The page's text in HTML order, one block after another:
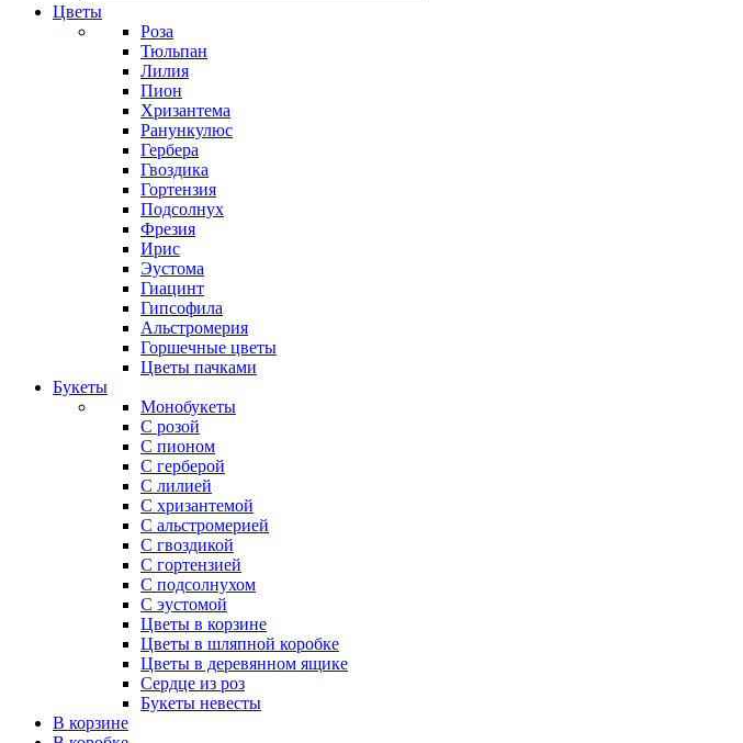
Цветы
Роза
Тюльпан
Лилия
Пион
Хризантема
Ранункулюс
Гербера
Гвоздика
Гортензия
Подсолнух
Фрезия
Ирис
Эустома
Гиацинт
Гипсофила
Альстромерия
Горшечные цветы
Цветы пачками
Букеты
Монобукеты
С розой
С пионом
С герберой
С лилией
С хризантемой
С альстромерией
С гвоздикой
С гортензией
С подсолнухом
С эустомой
Цветы в корзине
Цветы в шляпной коробке
Цветы в деревянном ящике
Сердце из роз
Букеты невесты
В корзине